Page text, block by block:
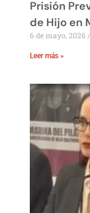
Prisión
de Hijo en
6 de mayo, 2026
Leer más »